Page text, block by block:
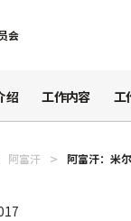
会
绍 工作内容 工
阿富汗 阿富汗：米